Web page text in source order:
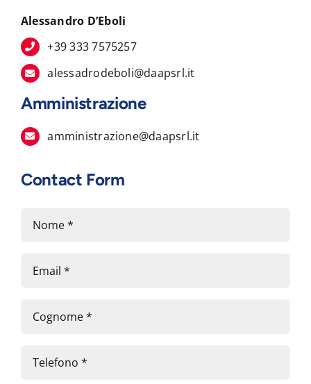
Alessandro D’Eboli
+39 333 7575257
alessadrodeboli@daapsrl.it
Amministrazione
amministrazione@daapsrl.it
Contact Form